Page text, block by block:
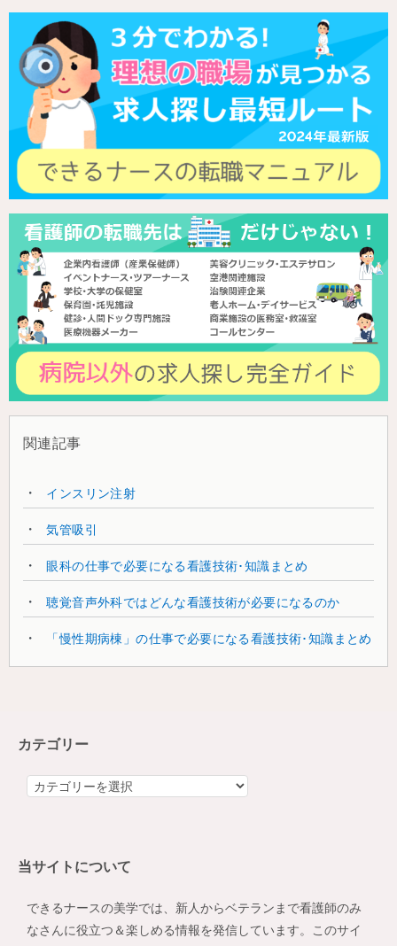
関連記事
インスリン注射
気管吸引
眼科の仕事で必要になる看護技術･知識まとめ
聴覚音声外科ではどんな看護技術が必要になるのか
「慢性期病棟」の仕事で必要になる看護技術･知識まとめ
カテゴリー
カ
ー
当サイトについて
できるナースの美学では、新人からベテランまで看護師のみ
なさんに役立つ＆楽しめる情報を発信しています。このサイ